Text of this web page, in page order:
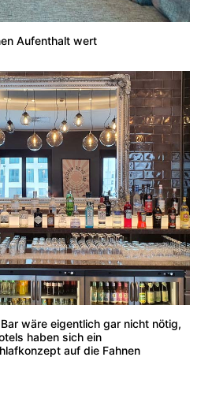
Aufenthalt wert
wäre eigentlich gar nicht nötig,
haben sich ein
auf die Fahnen